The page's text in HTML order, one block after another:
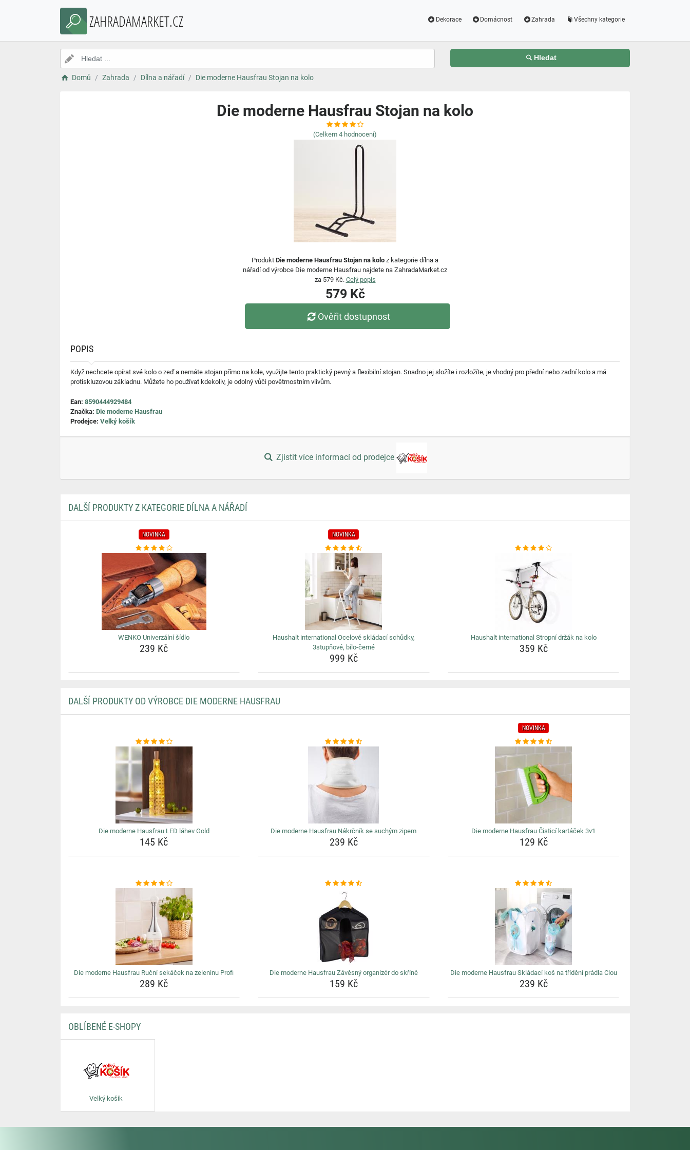
ZAHRADAMARKET.CZ Dekorace Domácnost Zahrada Všechny kategorie
Hledat
Domů Zahrada Dílna a nářadí Die moderne Hausfrau Stojan na kolo
Die moderne Hausfrau Stojan na kolo
(Celkem 4 hodnocení)
Produkt Die moderne Hausfrau Stojan na kolo z kategorie dílna a
nářadí od výrobce Die moderne Hausfrau najdete na ZahradaMarket.cz
za 579 Kč. Celý popis
579 Kč
Ověřit dostupnost
POPIS
Když nechcete opírat své kolo o zeď a nemáte stojan přímo na kole, využijte tento praktický pevný a flexibilní stojan. Snadno jej složíte i rozložíte, je vhodný pro přední nebo zadní kolo a má
protiskluzovou základnu. Můžete ho používat kdekoliv, je odolný vůči povětrnostním vlivům.
Ean: 8590444929484
Značka: Die moderne Hausfrau
Prodejce: Velký košík
Zjistit více informací od prodejce
DALŠÍ PRODUKTY Z KATEGORIE DÍLNA A NÁŘADÍ
NOVINKA
WENKO Univerzální šídlo
239 Kč
NOVINKA
Haushalt international Ocelové skládací schůdky,
3stupňové, bílo-černé
999 Kč
Haushalt international Stropní držák na kolo
359 Kč
DALŠÍ PRODUKTY OD VÝROBCE DIE MODERNE HAUSFRAU
Die moderne Hausfrau LED láhev Gold
145 Kč
Die moderne Hausfrau Nákrčník se suchým zipem
239 Kč
NOVINKA
Die moderne Hausfrau Čisticí kartáček 3v1
129 Kč
Die moderne Hausfrau Ruční sekáček na zeleninu Profi
289 Kč
Die moderne Hausfrau Závěsný organizér do skříně
159 Kč
Die moderne Hausfrau Skládací koš na třídění prádla Clou
239 Kč
OBLÍBENÉ E-SHOPY
Velký košík